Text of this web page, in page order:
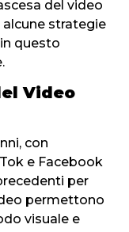
del video
strategie
questo
Video
con
e Facebook
per
permettono
visuale e